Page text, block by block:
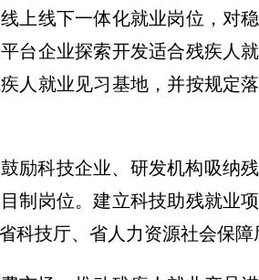
上线下一体化就业岗位，对
台企业探索开发适合残疾人
人就业见习基地，并按规定落
鼓励科技企业、研发机构吸纳
制岗位。建立科技助残就业
省科技厅、省人力资源社会保